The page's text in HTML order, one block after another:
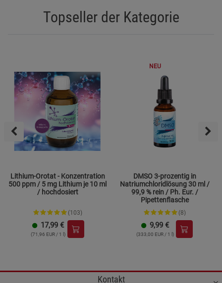
Topseller der Kategorie
Lithium-Orotat - Konzentration
500 ppm / 5 mg Lithium je 10 ml
/ hochdosiert
(103)
17,99 €
(71,96 EUR / 1 l)
NEU
DMSO 3-prozentig in
Natriumchloridlösung 30 ml /
99,9 % rein / Ph. Eur. /
Pipettenflasche
(8)
9,99 €
(333,00 EUR / 1 l)
Kontakt